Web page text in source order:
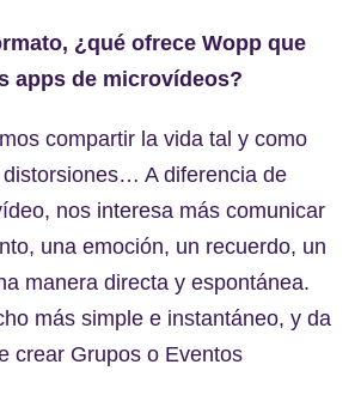
¿qué ofrece Wopp que
apps de microvídeos?
compartir la vida tal y como
A diferencia de
nos interesa más comunicar
una emoción, un recuerdo, un
manera directa y espontánea.
más simple e instantáneo, y da
crear Grupos o Eventos